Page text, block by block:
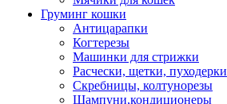
Груминг кошки
Антицарапки
Когтерезы
Машинки для стрижки
Расчески, щетки, пуходерки
Скребницы, колтунорезы
Шампуни,кондиционеры